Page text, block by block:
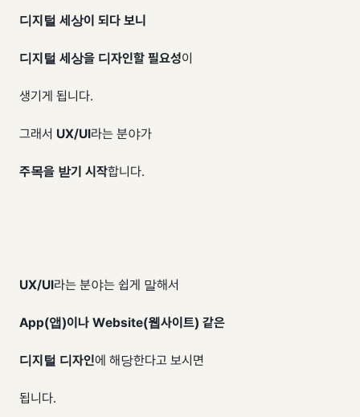
디지털 세상이 되다 보니
디지털 세상을 디자인할 필요성이
생기게 됩니다.
그래서 UX/UI라는 분야가
주목을 받기 시작합니다.
UX/UI라는 분야는 쉽게 말해서
App(앱)이나 Website(웹사이트) 같은
디지털 디자인에 해당한다고 보시면
됩니다.